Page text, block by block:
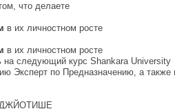
что делаете
в их личностном росте
в их личностном росте
на следующий курс Shankara University
Эксперт по Предназначению, а